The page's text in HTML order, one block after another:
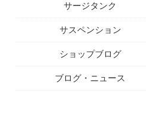
サージタンク
サスペンション
ショップブログ
ブログ・ニュース